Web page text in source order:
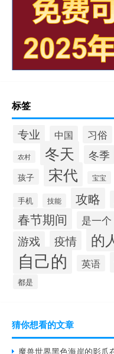
标签
专业 中国 习俗
农村 冬天 冬季
孩子 宋代 宝宝
手机 技能 攻略
春节期间 是一个
游戏 疫情 的
自己的 英语
都是
猜你想看的文章
魔兽世界黑色海岸的影爪